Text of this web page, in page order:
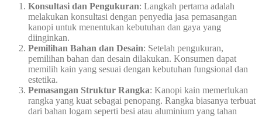
Konsultasi dan Pengukuran: Langkah pertama adalah
melakukan konsultasi dengan penyedia jasa pemasangan
kanopi untuk menentukan kebutuhan dan gaya yang
diinginkan.
Pemilihan Bahan dan Desain: Setelah pengukuran,
pemilihan bahan dan desain dilakukan. Konsumen dapat
memilih kain yang sesuai dengan kebutuhan fungsional dan
estetika.
Pemasangan Struktur Rangka: Kanopi kain memerlukan
rangka yang kuat sebagai penopang. Rangka biasanya terbuat
dari bahan logam seperti besi atau aluminium yang tahan